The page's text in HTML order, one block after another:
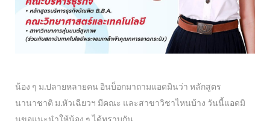
น้อง ๆ ม.ปลายหลายคน อินบ็อกมาถามแอดมินว่า หลักสูตร
นานาชาติ ม.หัวเฉียวฯ มีคณะ และสาขาวิชาไหนบ้าง วันนี้แอดมิ
นขอแนะนำให้น้อง ๆ ได้ทราบกัน